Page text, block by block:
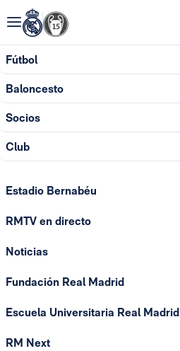
Fútbol
Baloncesto
Socios
Club
Estadio Bernabéu
RMTV en directo
Noticias
Fundación Real Madrid
Escuela Universitaria Real Madrid
RM Next